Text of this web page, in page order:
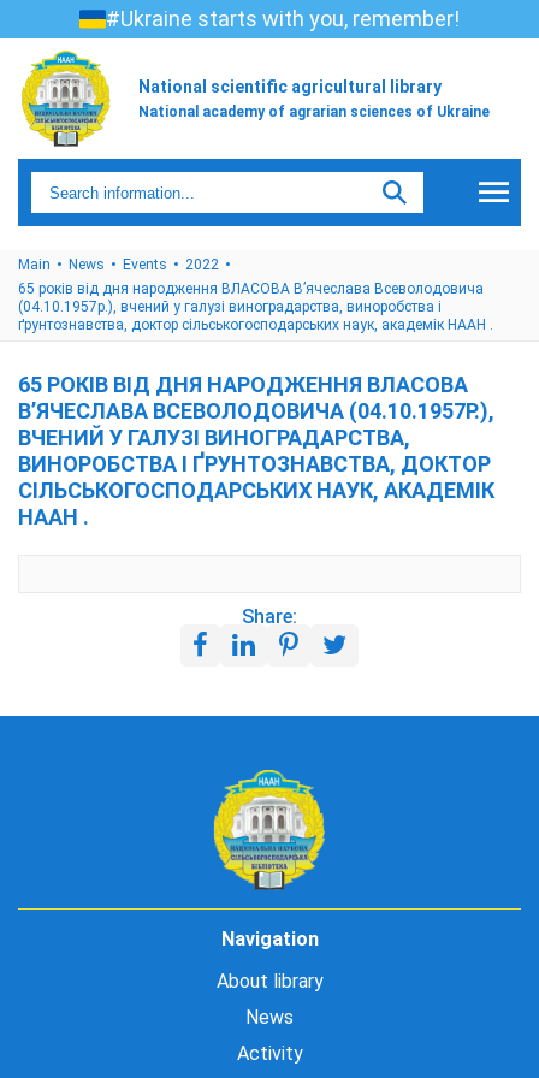
#Ukraine starts with you, remember!
National scientific agricultural library
National academy of agrarian sciences of Ukraine
Main News Events
2022
65 років від дня народження ВЛАСОВА В’ячеслава Всеволодовича
(04.10.1957р.), вчений у галузі виноградарства, виноробства і
ґрунтознавства, доктор сільськогосподарських наук, академік НААН .
65 РОКІВ ВІД ДНЯ НАРОДЖЕННЯ ВЛАСОВА
В’ЯЧЕСЛАВА ВСЕВОЛОДОВИЧА (04.10.1957Р.),
ВЧЕНИЙ У ГАЛУЗІ ВИНОГРАДАРСТВА,
ВИНОРОБСТВА І ҐРУНТОЗНАВСТВА, ДОКТОР
СІЛЬСЬКОГОСПОДАРСЬКИХ НАУК, АКАДЕМІК
НААН .
Share:
Navigation
About library
News
Activity